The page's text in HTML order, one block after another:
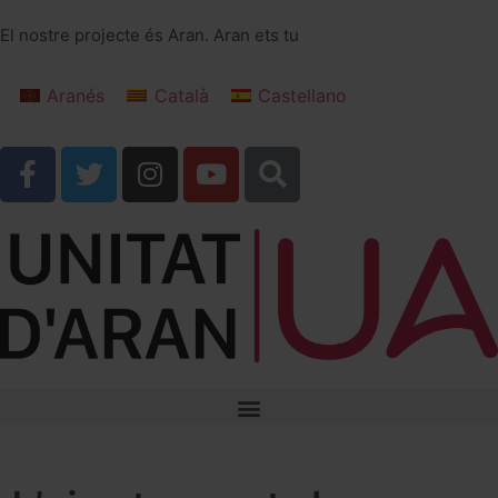
El nostre projecte és Aran. Aran ets tu
Aranés Català Castellano